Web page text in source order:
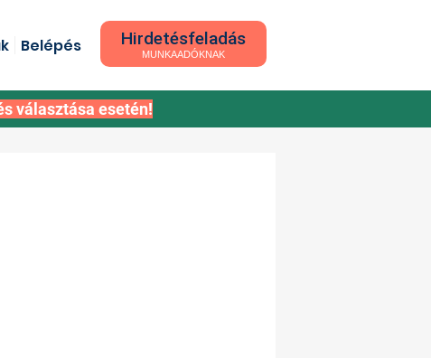
Hirdetésfeladás
MUNKAADÓKNAK
Belépés
választása esetén!